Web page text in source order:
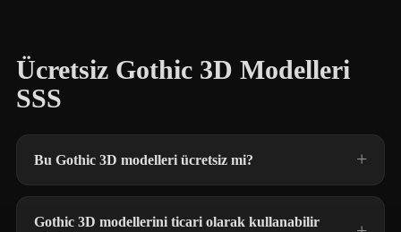
Ücretsiz Gothic 3D Modelleri
SSS
Bu Gothic 3D modelleri ücretsiz mi?
Gothic 3D modellerini ticari olarak kullanabilir